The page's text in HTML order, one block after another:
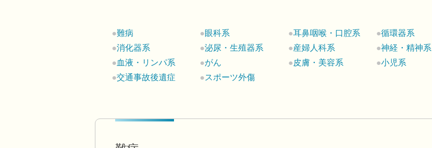
難病 眼科系 耳鼻咽喉・口腔系 循環器系
消化器系
泌尿・生殖器系 産婦人科系 神経・精神系
血液・リンパ系
がん 皮膚・美容系 小児系
交通事故後遺症
スポーツ外傷